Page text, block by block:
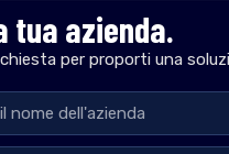
tua azienda.
per proporti una